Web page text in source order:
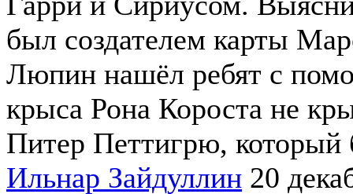
был создателем карты
Люпин нашёл ребят с
крыса Рона Короста не
Питер Петтигрю,
Ильнар Зайдуллин 20